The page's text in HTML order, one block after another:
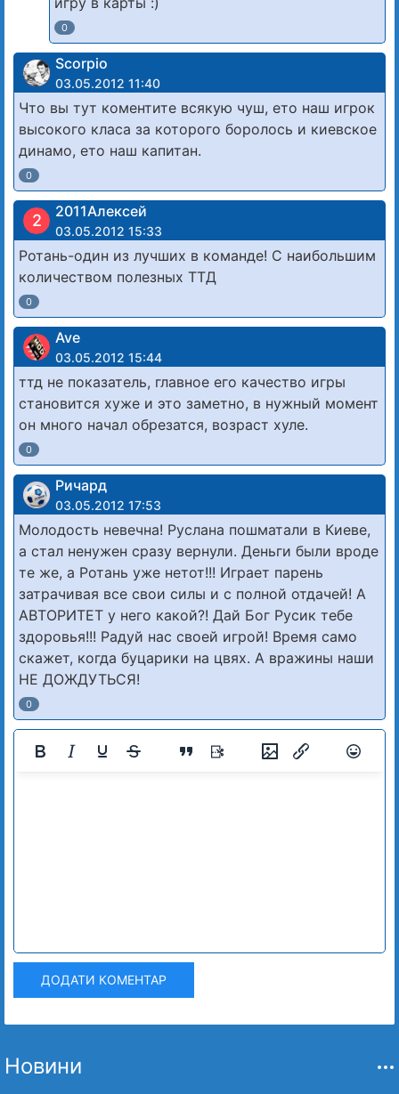
0
Scorpio
03.05.2012 11:40
Что вы тут коментите всякую чуш, ето наш игрок
высокого класа за которого боролось и киевское
динамо, ето наш капитан.
0
2 2011Алексей
03.05.2012 15:33
Ротань-один из лучших в команде! С наибольшим
количеством полезных ТТД
0
Ave
03.05.2012 15:44
ттд не показатель, главное его качество игры
становится хуже и это заметно, в нужный момент
он много начал обрезатся, возраст хуле.
0
Ричард
03.05.2012 17:53
Молодость невечна! Руслана пошматали в Киеве,
а стал ненужен сразу вернули. Деньги были вроде
те же, а Ротань уже нетот!!! Играет парень
затрачивая все свои силы и с полной отдачей! А
АВТОРИТЕТ у него какой?! Дай Бог Русик тебе
здоровья!!! Радуй нас своей игрой! Время само
скажет, когда буцарики на цвях. А вражины наши
НЕ ДОЖДУТЬСЯ!
0
ДОДАТИ КОМЕНТАР
Новини